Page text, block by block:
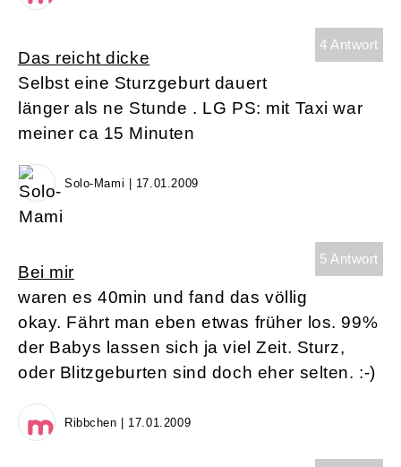
4 Antwort
Das reicht dicke
Selbst eine Sturzgeburt dauert
länger als ne Stunde . LG PS: mit Taxi war
meiner ca 15 Minuten
Solo-Mami | 17.01.2009
5 Antwort
Bei mir
waren es 40min und fand das völlig
okay. Fährt man eben etwas früher los. 99%
der Babys lassen sich ja viel Zeit. Sturz,
oder Blitzgeburten sind doch eher selten. :-)
Ribbchen | 17.01.2009